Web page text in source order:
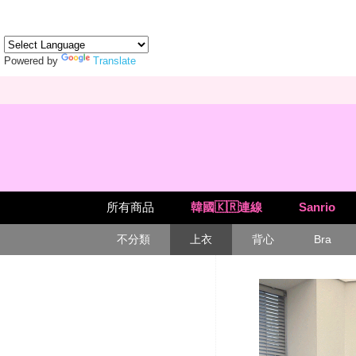
Powered by Translate
所有商品 韓國🇰🇷連線 Sanrio
不分類 上衣 背心 Bra